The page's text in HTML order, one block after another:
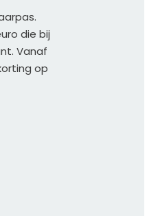
die bij
Vanaf
op